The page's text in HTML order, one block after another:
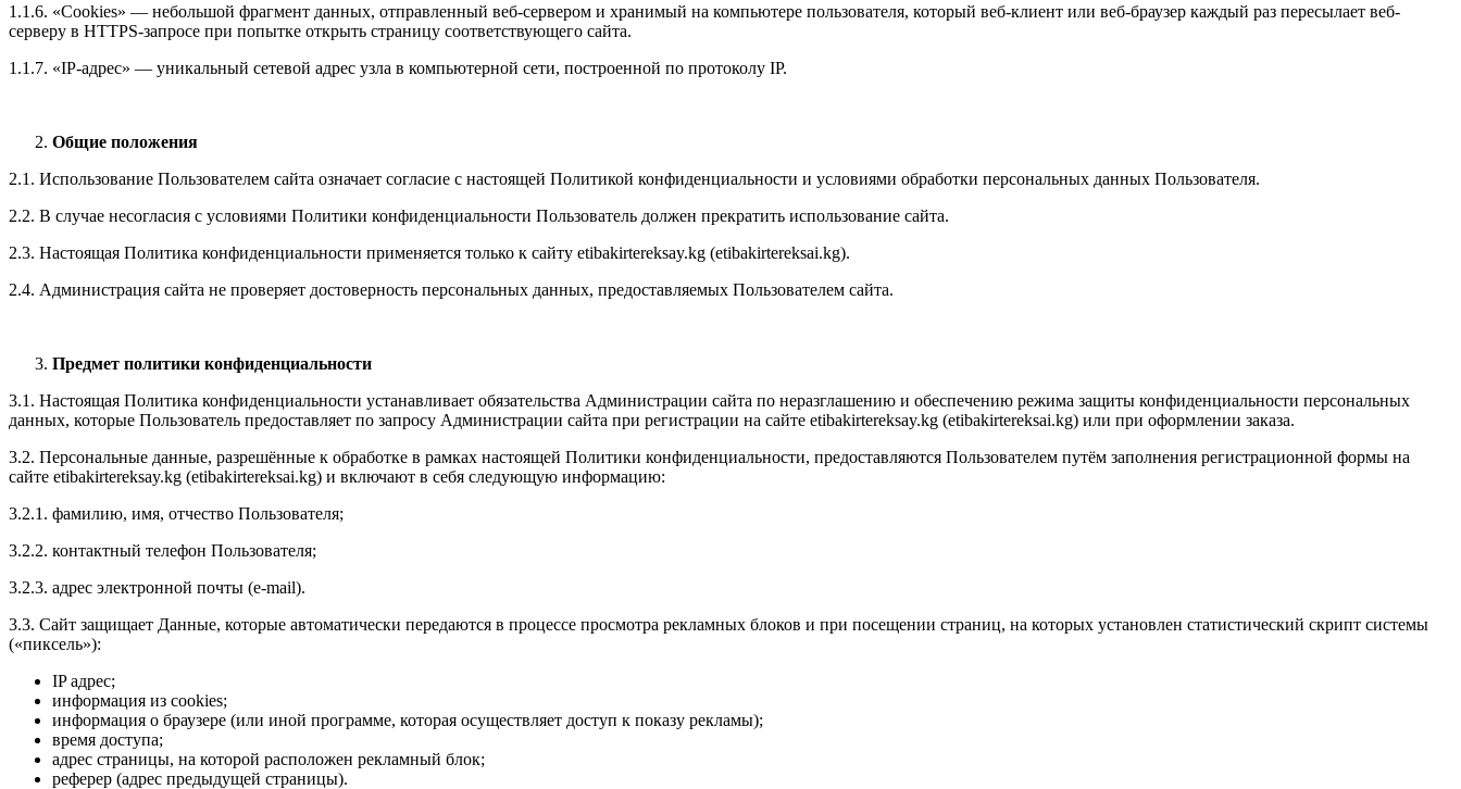
1.1.6. «Cookies» — небольшой фрагмент данных, отправленный веб-сервером и хранимый на компьютере пользователя, который веб-клиент или веб-браузер каждый раз пересылает веб-
серверу в HTTPS-запросе при попытке открыть страницу соответствующего сайта.
1.1.7. «IP-адрес» — уникальный сетевой адрес узла в компьютерной сети, построенной по протоколу IP.
Общие положения
2.1. Использование Пользователем сайта означает согласие с настоящей Политикой конфиденциальности и условиями обработки персональных данных Пользователя.
2.2. В случае несогласия с условиями Политики конфиденциальности Пользователь должен прекратить использование сайта.
2.3. Настоящая Политика конфиденциальности применяется только к сайту etibakirtereksay.kg (etibakirtereksai.kg).
2.4. Администрация сайта не проверяет достоверность персональных данных, предоставляемых Пользователем сайта.
Предмет политики конфиденциальности
3.1. Настоящая Политика конфиденциальности устанавливает обязательства Администрации сайта по неразглашению и обеспечению режима защиты конфиденциальности персональных
данных, которые Пользователь предоставляет по запросу Администрации сайта при регистрации на сайте etibakirtereksay.kg (etibakirtereksai.kg) или при оформлении заказа.
3.2. Персональные данные, разрешённые к обработке в рамках настоящей Политики конфиденциальности, предоставляются Пользователем путём заполнения регистрационной формы на
сайте etibakirtereksay.kg (etibakirtereksai.kg) и включают в себя следующую информацию:
3.2.1. фамилию, имя, отчество Пользователя;
3.2.2. контактный телефон Пользователя;
3.2.3. адрес электронной почты (e-mail).
3.3. Сайт защищает Данные, которые автоматически передаются в процессе просмотра рекламных блоков и при посещении страниц, на которых установлен статистический скрипт системы
(«пиксель»):
IP адрес;
информация из cookies;
информация о браузере (или иной программе, которая осуществляет доступ к показу рекламы);
время доступа;
адрес страницы, на которой расположен рекламный блок;
реферер (адрес предыдущей страницы).